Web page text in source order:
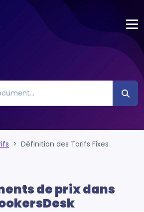
Définition des Tarifs Fixes
de prix dans